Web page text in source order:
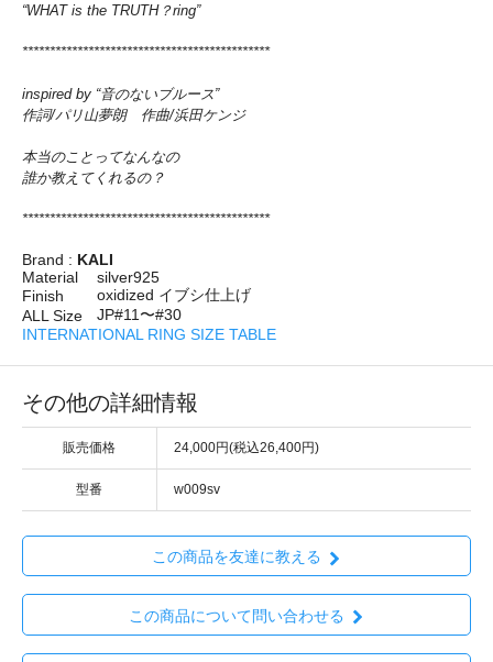
“WHAT is the TRUTH？ring”
*********************************************
inspired by “音のないブルース”
作詞/パリ山夢朗 作曲/浜田ケンジ
本当のことってなんなの
誰か教えてくれるの？
*********************************************
Brand : KALI
Material
silver925
Finish
oxidized イブシ仕上げ
ALL Size
JP#11〜#30
INTERNATIONAL RING SIZE TABLE
その他の詳細情報
販売価格 24,000円(税込26,400円)
型番 w009sv
この商品を友達に教える
この商品について問い合わせる